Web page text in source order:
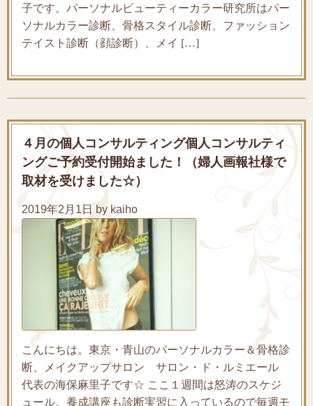
子です。パーソナルビューティーカラー研究所はパー
ソナルカラー診断、骨格スタイル診断、ファッション
テイスト診断（顔診断）、メイ […]
４月の個人コンサルティング個人コンサルティ
ングご予約受付開始ました！（婦人画報社様で
取材を受けました☆）
2019年2月1日 by kaiho
こんにちは。東京・青山のパーソナルカラー＆骨格診
断、メイクアップサロン サロン・ド・ルミエール
代表の海保麻里子です☆ ここ１週間は怒涛のスケジ
ュール。養成講座も診断実習に入っているので毎週モ